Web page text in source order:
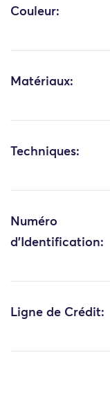
Couleur:
Matériaux:
Techniques:
Numéro
d'Identification:
Ligne de Crédit: